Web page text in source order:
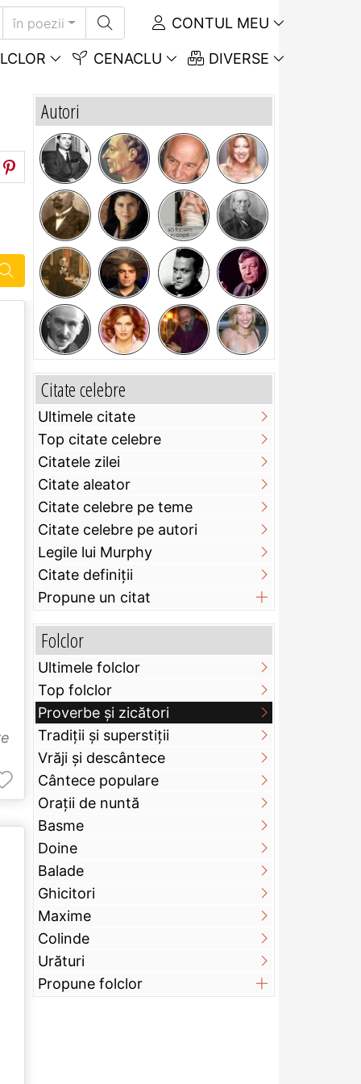
în poezii CONTUL MEU
CENACLU DIVERSE
Autori
Citate celebre
Ultimele citate
Top citate celebre
Citatele zilei
Citate aleator
Citate celebre pe teme
Citate celebre pe autori
Legile lui Murphy
Citate definiţii
Propune un citat
Folclor
Ultimele folclor
Top folclor
Proverbe și zicători
Tradiții și superstiții
Vrăji și descântece
Cântece populare
Orații de nuntă
Basme
Doine
Balade
Ghicitori
Maxime
Colinde
Urături
Propune folclor